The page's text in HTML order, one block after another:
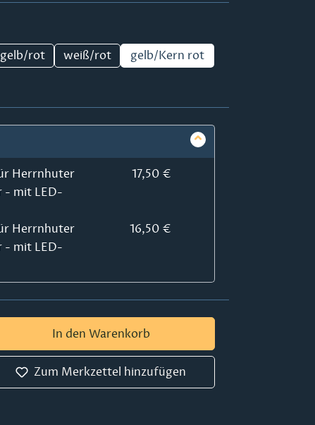
gelb/rot weiß/rot
gelb/Kern rot
Herrnhuter
- mit LED-
17,50 €
Herrnhuter
- mit LED-
16,50 €
Gib den gewünschten Wert ein oder
In den Warenkorb
Zum Merkzettel hinzufügen